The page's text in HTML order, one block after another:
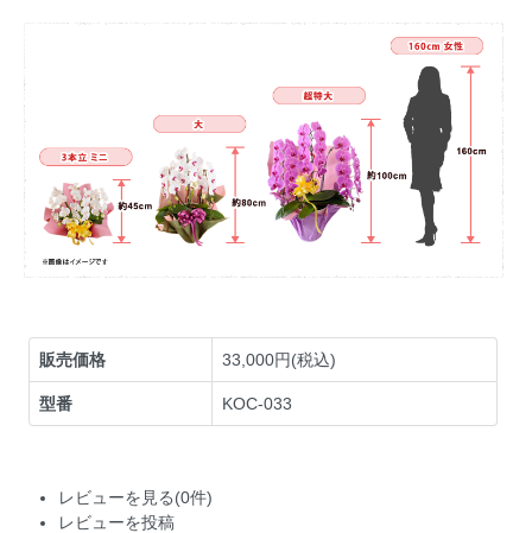
販売価格 33,000円(税込)
型番 KOC-033
レビューを見る(0件)
レビューを投稿